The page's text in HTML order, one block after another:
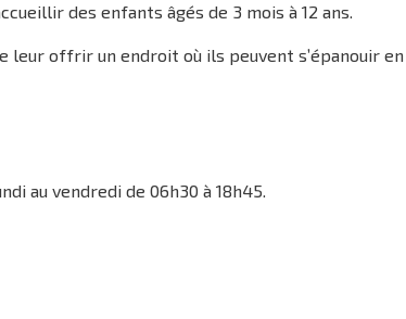
des enfants âgés de 3 mois à 12 ans.
leur offrir un endroit où ils peuvent s’épanouir
au vendredi de 06h30 à 18h45.